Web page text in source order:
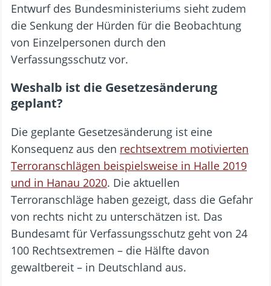
Entwurf des Bundesministeriums sieht zudem
die Senkung der Hürden für die Beobachtung
von Einzelpersonen durch den
Verfassungsschutz vor.
Weshalb ist die Gesetzesänderung
geplant?
Die geplante Gesetzesänderung ist eine
Konsequenz aus den rechtsextrem motivierten
Terroranschlägen beispielsweise in Halle 2019
und in Hanau 2020. Die aktuellen
Terroranschläge haben gezeigt, dass die Gefahr
von rechts nicht zu unterschätzen ist. Das
Bundesamt für Verfassungsschutz geht von 24
100 Rechtsextremen – die Hälfte davon
gewaltbereit – in Deutschland aus.